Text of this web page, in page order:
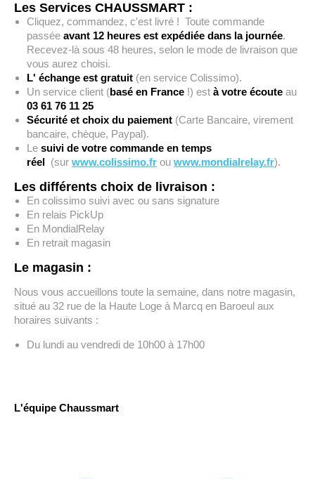
Les Services CHAUSSMART :
Cliquez, commandez, c'est livré ! Toute commande
passée avant 12 heures est expédiée dans la journée.
Recevez-là sous 48 heures, selon le mode de livraison que
vous aurez choisi.
L' échange est gratuit (en service Colissimo).
Un service client (basé en France !) est à votre écoute au
03 61 76 11 25
Sécurité et choix du paiement (Carte Bancaire, virement
bancaire, chèque, Paypal).
Le suivi de votre commande en temps
réel (sur www.colissimo.fr ou www.mondialrelay.fr).
Les différents choix de livraison :
En colissimo suivi avec ou sans signature
En relais PickUp
En MondialRelay
En retrait magasin
Le magasin :
Nous vous accueillons toute la semaine, dans notre magasin,
situé au 32 rue de la Haute Loge à Marcq en Baroeul aux
horaires suivants :
Du lundi au vendredi de 10h00 à 17h00
L'équipe Chaussmart